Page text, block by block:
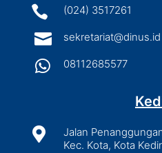
 (024) 3517261
 sekretariat@dinus.id
 08112685577

Jalan
Kec. Kota, Kota